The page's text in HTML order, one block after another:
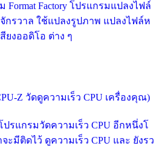
Factory โปรแกรมแปลงไฟล์
กรวาล ใช้แปลงรูปภาพ แปลงไฟล์ห
ยงออดิโอ ต่าง ๆ
Z วัดดูความเร็ว CPU เครื่องคุณ)
ปรแกรมวัดความเร็ว CPU อีกหนึ่งโ
มีติดไว้ ดูความเร็ว CPU และ ยังรว